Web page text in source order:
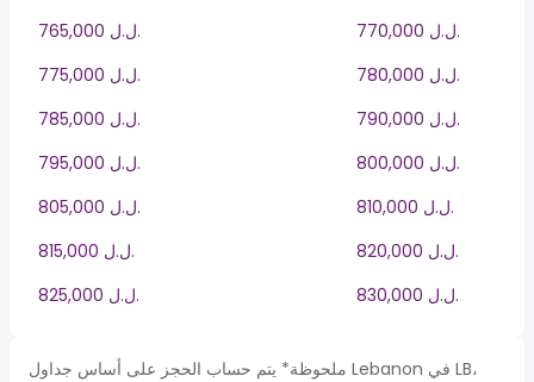
765,000 ل.ل.‎
770,000 ل.ل.‎
775,000 ل.ل.‎
780,000 ل.ل.‎
785,000 ل.ل.‎
790,000 ل.ل.‎
795,000 ل.ل.‎
800,000 ل.ل.‎
805,000 ل.ل.‎
810,000 ل.ل.‎
815,000 ل.ل.‎
820,000 ل.ل.‎
825,000 ل.ل.‎
830,000 ل.ل.‎
ملحوظة* يتم حساب الحجز على أساس جداول Lebanon في LB،